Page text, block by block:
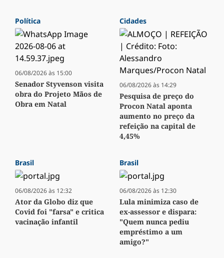
Política
06/08/2026 às 15:00
Senador Styvenson visita
obra do Projeto Mãos de
Obra em Natal
Cidades
06/08/2026 às 14:29
Pesquisa de preço do
Procon Natal aponta
aumento no preço da
refeição na capital de
4,45%
Brasil
06/08/2026 às 12:32
Ator da Globo diz que
Covid foi "farsa" e critica
vacinação infantil
Brasil
06/08/2026 às 12:30
Lula minimiza caso de
ex-assessor e dispara:
"Quem nunca pediu
empréstimo a um
amigo?"